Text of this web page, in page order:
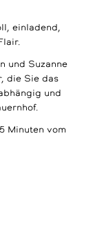
einladend,
und Suzanne
die Sie das
und
Minuten vom